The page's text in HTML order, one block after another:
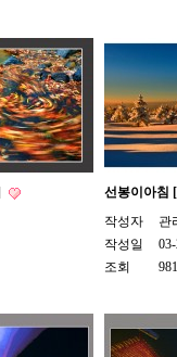
선봉이아침
작성자
관
작성일
조회
981